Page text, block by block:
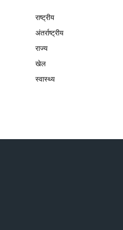
राष्ट्रीय
अंतर्राष्ट्रीय
राज्य
खेल
स्वास्थ्य